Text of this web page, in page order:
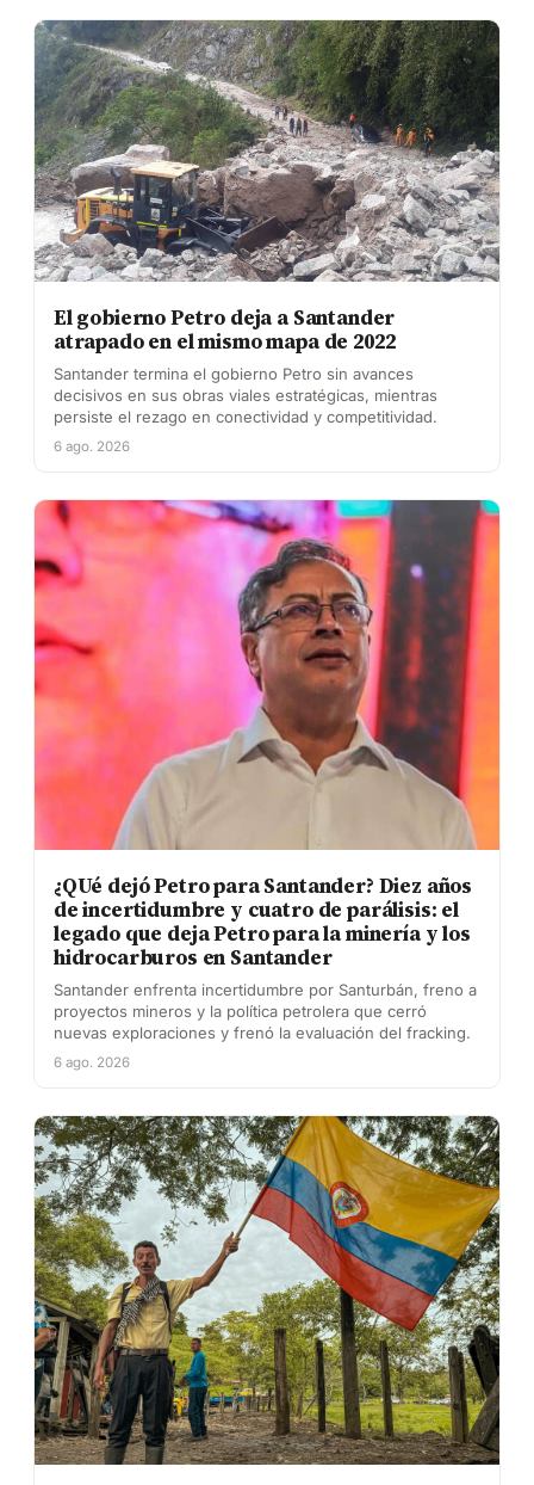
El gobierno Petro deja a Santander
atrapado en el mismo mapa de 2022
Santander termina el gobierno Petro sin avances
decisivos en sus obras viales estratégicas, mientras
persiste el rezago en conectividad y competitividad.
6 ago. 2026
¿QUé dejó Petro para Santander? Diez años
de incertidumbre y cuatro de parálisis: el
legado que deja Petro para la minería y los
hidrocarburos en Santander
Santander enfrenta incertidumbre por Santurbán, freno a
proyectos mineros y la política petrolera que cerró
nuevas exploraciones y frenó la evaluación del fracking.
6 ago. 2026